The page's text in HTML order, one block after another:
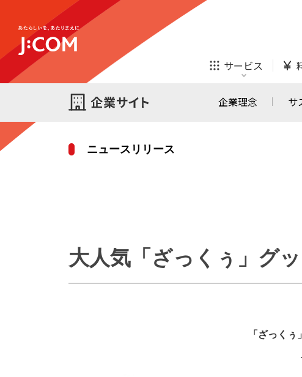
サービス
J:COM STREAM えんかくサポート
防災情報サービス
自転車生活サポート
テレビ
ほけん ローン
企業理念 サ
ニュースリリース
大人気「ざっくぅ」グ
「ざっく